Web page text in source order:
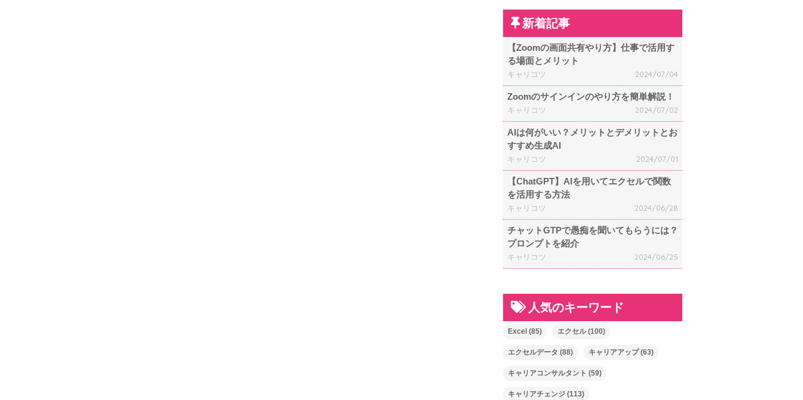
新着記事
【Zoomの画面共有やり方】仕事で活用す
る場面とメリット
キャリコツ 2024/07/04
Zoomのサインインのやり方を簡単解説！
キャリコツ 2024/07/02
AIは何がいい？メリットとデメリットとお
すすめ生成AI
キャリコツ 2024/07/01
【ChatGPT】AIを用いてエクセルで関数
を活用する方法
キャリコツ 2024/06/28
チャットGTPで愚痴を聞いてもらうには？
プロンプトを紹介
キャリコツ 2024/06/25
人気のキーワード
Excel (85) エクセル(100)
エクセルデータ (88) キャリアアップ(63)
キャリアコンサルタント (59)
キャリアチェンジ (113)